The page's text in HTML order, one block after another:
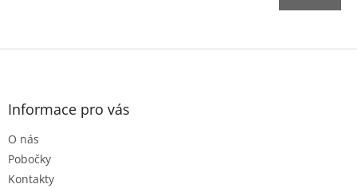
Z
Informace pro vás
O nás
Pobočky
Kontakty